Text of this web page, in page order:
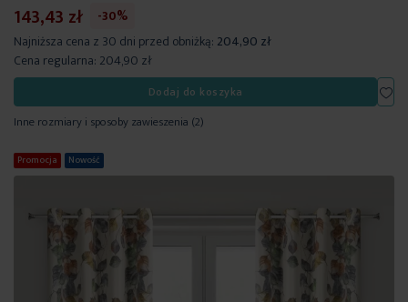
143,43 zł
-30%
Najniższa cena z 30 dni przed obniżką: 204,90 zł
Cena regularna: 204,90 zł
Dodaj do koszyka
Inne rozmiary i sposoby zawieszenia (2)
Promocja Nowość